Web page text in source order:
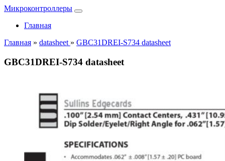
Микроконтроллеры
Главная
Главная » datasheet » GBC31DREI-S734 datasheet
GBC31DREI-S734 datasheet